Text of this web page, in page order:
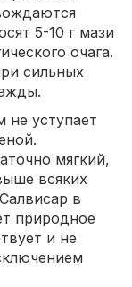
5-10 г мази
очага.
сильных
не уступает
мягкий,
всяких
в
природное
и не